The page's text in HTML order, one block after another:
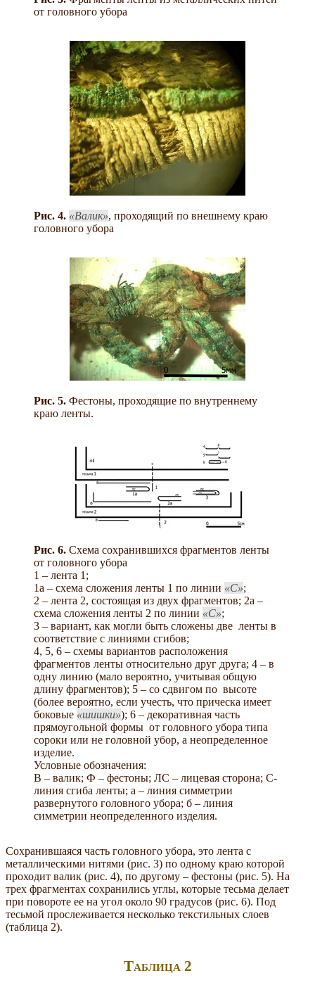
от головного убора
Рис. 4. Валик , проходящий по внешнему краю
головного убора
Рис. 5. Фестоны, проходящие по внутреннему
краю ленты.
Рис. 6. Схема сохранившихся фрагментов ленты
от головного убора
1 – лента 1;
1а – схема сложения ленты 1 по линии
С ;
2 – лента 2, состоящая из двух фрагментов; 2а –
схема сложения ленты 2 по линии
С ;
3 – вариант, как могли быть сложены две ленты в
соответствие с линиями сгибов;
4, 5, 6 – схемы вариантов расположения
фрагментов ленты относительно друг друга; 4 – в
одну линию (мало вероятно, учитывая общую
длину фрагментов); 5 – со сдвигом по высоте
(более вероятно, если учесть, что прическа имеет
боковые
шишки ); 6 – декоративная часть
прямоугольной формы от головного убора типа
сороки или не головной убор, а неопределенное
изделие.
Условные обозначения:
В – валик; Ф – фестоны; ЛС – лицевая сторона; С-
линия сгиба ленты; а – линия симметрии
развернутого головного убора; б – линия
симметрии неопределенного изделия.
Сохранившаяся часть головного убора, это лента с
металлическими нитями (рис. 3) по одному краю которой
проходит валик (рис. 4), по другому – фестоны (рис. 5). На
трех фрагментах сохранились углы, которые тесьма делает
при повороте ее на угол около 90 градусов (рис. 6). Под
тесьмой прослеживается несколько текстильных слоев
(таблица 2).
Таблица 2